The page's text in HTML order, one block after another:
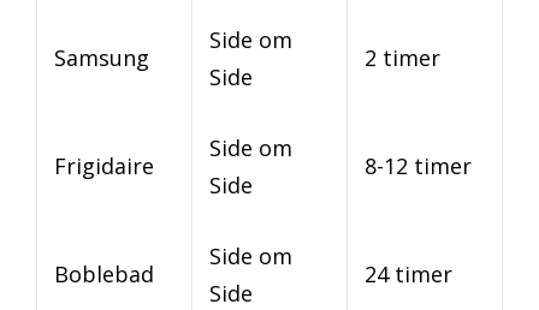
Samsung
Side om
Side
2 timer
Frigidaire
Side om
Side
8-12 timer
Boblebad
Side om
Side
24 timer